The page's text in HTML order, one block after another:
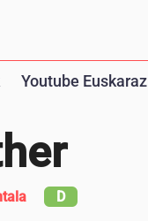
Youtube Euskaraz
D